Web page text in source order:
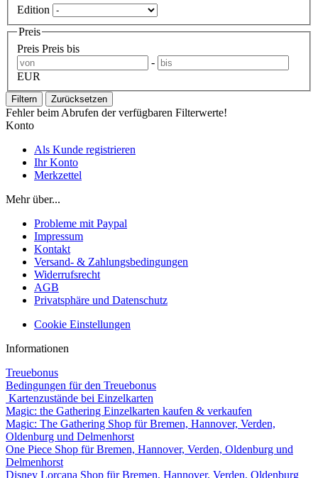
Edition
Preis
Preis Preis bis
-
EUR
Filtern Zurücksetzen
Fehler beim Abrufen der verfügbaren Filterwerte!
Konto
Als Kunde registrieren
Ihr Konto
Merkzettel
Mehr über...
Probleme mit Paypal
Impressum
Kontakt
Versand- & Zahlungsbedingungen
Widerrufsrecht
AGB
Privatsphäre und Datenschutz
Cookie Einstellungen
Informationen
Treuebonus
Bedingungen für den Treuebonus
Kartenzustände bei Einzelkarten
Magic: the Gathering Einzelkarten kaufen & verkaufen
Magic: The Gathering Shop für Bremen, Hannover, Verden,
Oldenburg und Delmenhorst
One Piece Shop für Bremen, Hannover, Verden, Oldenburg und
Delmenhorst
Disney Lorcana Shop für Bremen, Hannover, Verden, Oldenburg